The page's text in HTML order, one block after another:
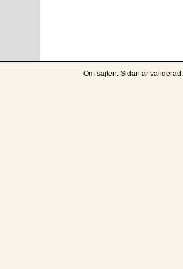
Om sajten. Sidan är validerad